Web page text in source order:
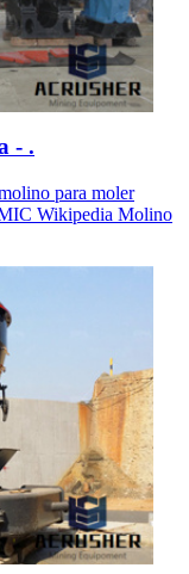
- .
para moler
Wikipedia Molino